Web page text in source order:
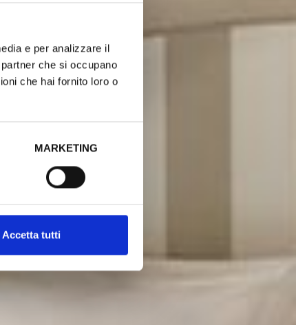
e per analizzare il
che si occupano
che hai fornito loro o
MARKETING
Accetta tutti